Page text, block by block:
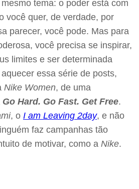
tema: o poder está com
você quer, de verdade, por
parecer, você pode. Mas para
você precisa se inspirar,
limites e ser determinada
essa série de posts,
Nike Women, de uma
Go Hard. Go Fast. Get Free.
, o I am Leaving 2day, e não
faz campanhas tão
de motivar, como a Nike.